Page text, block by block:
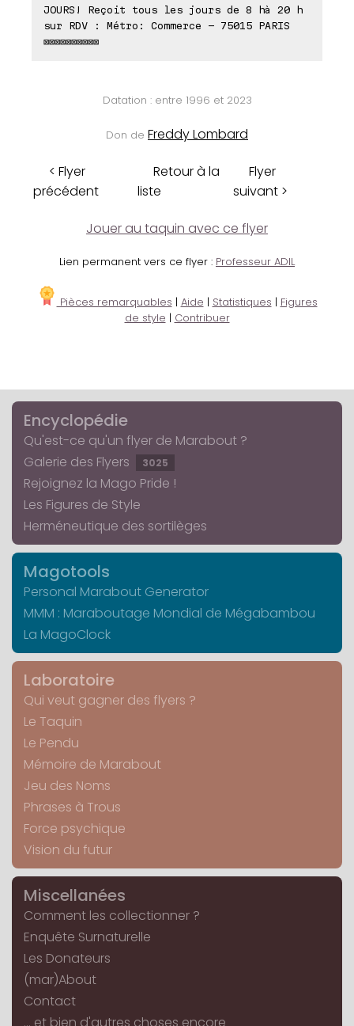
JOURS! Reçoit tous les jours de 8 hà 20 h
sur RDV : Métro: Commerce - 75015 PARIS
⊠⊠⊠⊠⊠⊠⊠⊠⊠⊠
Datation : entre 1996 et 2023
Don de Freddy Lombard
< Flyer
précédent
Retour à la
liste
Flyer
suivant >
Jouer au taquin avec ce flyer
Lien permanent vers ce flyer : Professeur ADIL
Pièces remarquables | Aide | Statistiques | Figures
de style | Contribuer
Encyclopédie
Qu'est-ce qu'un flyer de Marabout ?
Galerie des Flyers
3025
Rejoignez la Mago Pride !
Les Figures de Style
Herméneutique des sortilèges
Magotools
Personal Marabout Generator
MMM : Maraboutage Mondial de Mégabambou
La MagoClock
Laboratoire
Qui veut gagner des flyers ?
Le Taquin
Le Pendu
Mémoire de Marabout
Jeu des Noms
Phrases à Trous
Force psychique
Vision du futur
Miscellanées
Comment les collectionner ?
Enquête Surnaturelle
Les Donateurs
(mar)About
Contact
... et bien d'autres choses encore